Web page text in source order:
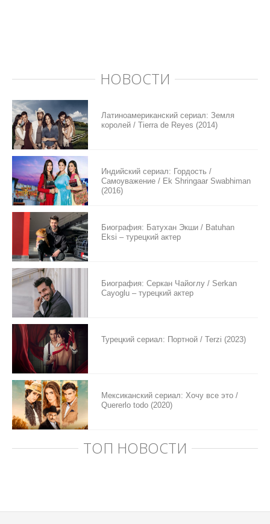
НОВОСТИ
Латиноамериканский сериал: Земля
королей / Tierra de Reyes (2014)
Индийский сериал: Гордость /
Самоуважение / Ek Shringaar Swabhiman
(2016)
Биография: Батухан Экши / Batuhan
Eksi – турецкий актер
Биография: Серкан Чайоглу / Serkan
Cayoglu – турецкий актер
Турецкий сериал: Портной / Terzi (2023)
Мексиканский сериал: Хочу все это /
Quererlo todo (2020)
ТОП НОВОСТИ